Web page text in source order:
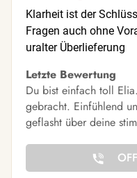
Klarheit ist der
Fragen auch ohne
uralter Überlieferung
Letzte Bewertung
Du bist einfach toll
gebracht. Einfühlend
geflasht über deine